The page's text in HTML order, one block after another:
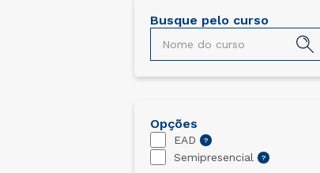
Busque pelo curso
Opções
EAD ?
Semipresencial ?
Técnico em Administração
Conheça o curso